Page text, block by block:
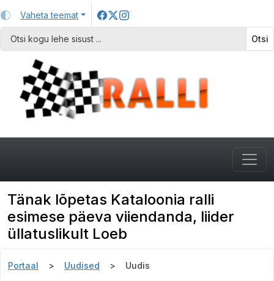
Vaheta teemat
Otsi
Tänak lõpetas Kataloonia ralli
esimese päeva viiendanda, liider
üllatuslikult Loeb
Portaal Uudised Uudis